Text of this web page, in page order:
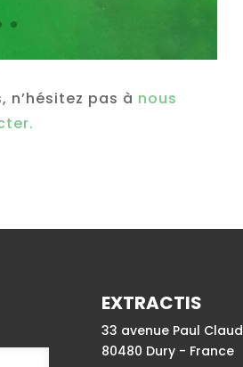
n’hésitez pas à nous
EXTRACTIS
33 avenue Paul
80480 Dury - France